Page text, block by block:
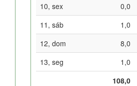
10, sex
0,0
11, sáb
1,0
12, dom
8,0
13, seg
1,0
108,0